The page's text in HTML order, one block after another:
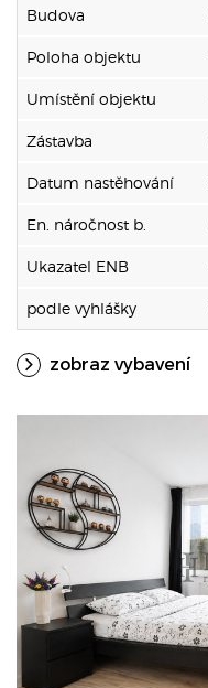
Budova
Poloha objektu
Umístění objektu
Zástavba
Datum nastěhování
En. náročnost b.
Ukazatel ENB
podle vyhlášky
zobraz vybavení